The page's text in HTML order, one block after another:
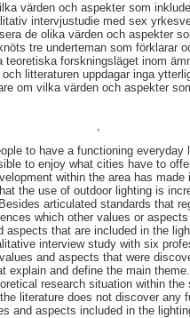
värden och aspekter som
intervjustudie med sex
de olika värden och aspekter
tre underteman som förklarar
forskningsläget inom
litteraturen uppdagar inga
om vilka värden och aspekter
to have a functioning
to enjoy what cities have to
within the area has
the use of outdoor lighting is
articulated standards that
which other values or
that are included in the
interview study with six
and aspects that were
explain and define the main
research situation within
literature does not discover any
and aspects included in the